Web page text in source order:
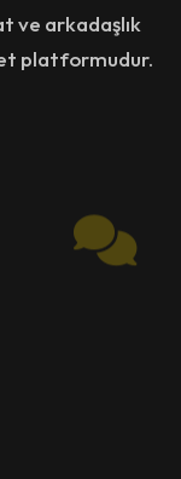
ve arkadaşlık
platformudur.